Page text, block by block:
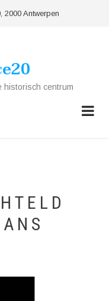
2000 Antwerpen
historisch centrum